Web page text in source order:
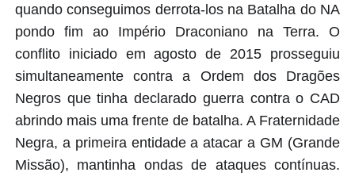
quando conseguimos derrota-los na Batalha do NA
pondo fim ao Império Draconiano na Terra. O
conflito iniciado em agosto de 2015 prosseguiu
simultaneamente contra a Ordem dos Dragões
Negros que tinha declarado guerra contra o CAD
abrindo mais uma frente de batalha. A Fraternidade
Negra, a primeira entidade a atacar a GM (Grande
Missão), mantinha ondas de ataques contínuas.